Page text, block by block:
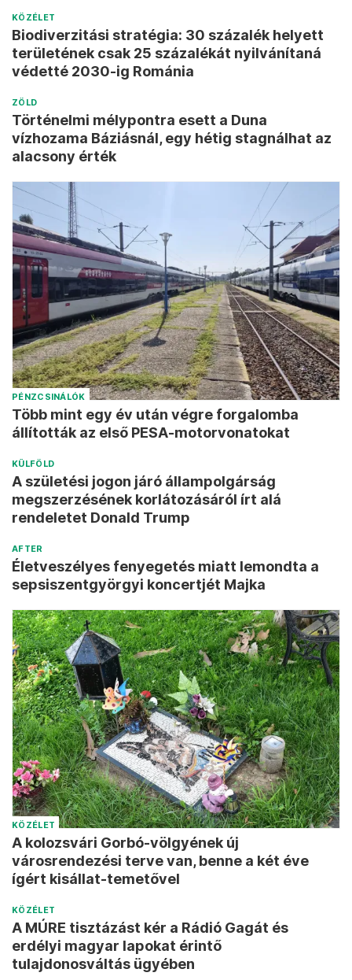
KÖZÉLET
Biodiverzitási stratégia: 30 százalék helyett
területének csak 25 százalékát nyilvánítaná
védetté 2030-ig Románia
ZÖLD
Történelmi mélypontra esett a Duna
vízhozama Báziásnál, egy hétig stagnálhat az
alacsony érték
PÉNZCSINÁLÓK
Több mint egy év után végre forgalomba
állították az első PESA-motorvonatokat
KÜLFÖLD
A születési jogon járó állampolgárság
megszerzésének korlátozásáról írt alá
rendeletet Donald Trump
AFTER
Életveszélyes fenyegetés miatt lemondta a
sepsiszentgyörgyi koncertjét Majka
KÖZÉLET
A kolozsvári Gorbó-völgyének új
városrendezési terve van, benne a két éve
ígért kisállat-temetővel
KÖZÉLET
A MÚRE tisztázást kér a Rádió Gagát és
erdélyi magyar lapokat érintő
tulajdonosváltás ügyében